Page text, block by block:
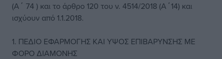
(Α΄ 74 ) και το άρθρο 120 του ν. 4514/2018 (Α΄14) και
ισχύουν από 1.1.2018.
1. ΠΕΔΙΟ ΕΦΑΡΜΟΓΗΣ ΚΑΙ ΥΨΟΣ ΕΠΙΒΑΡΥΝΣΗΣ ΜΕ
ΦΟΡΟ ΔΙΑΜΟΝΗΣ